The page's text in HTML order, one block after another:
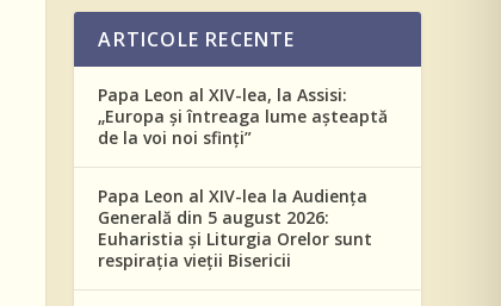
ARTICOLE RECENTE
Papa Leon al XIV-lea, la Assisi:
„Europa și întreaga lume așteaptă
de la voi noi sfinți”
Papa Leon al XIV-lea la Audiența
Generală din 5 august 2026:
Euharistia și Liturgia Orelor sunt
respirația vieții Bisericii